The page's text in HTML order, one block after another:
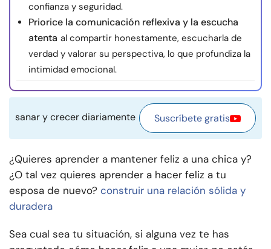
nosotros
© Copyright 2026. Todos los derechos reservados.
confianza y seguridad.
Priorice la comunicación reflexiva y la escucha
atenta al compartir honestamente, escucharla de
verdad y valorar su perspectiva, lo que profundiza la
intimidad emocional.
sanar y crecer diariamente Suscríbete gratis
¿Quieres aprender a mantener feliz a una chica y?
¿O tal vez quieres aprender a hacer feliz a tu
esposa de nuevo? construir una relación sólida y
duradera
Sea cual sea tu situación, si alguna vez te has